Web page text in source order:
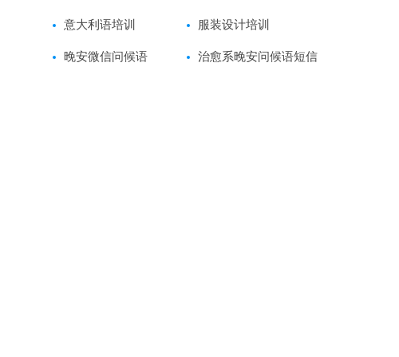
意大利语培训 服装设计培训
晚安微信问候语 治愈系晚安问候语短信